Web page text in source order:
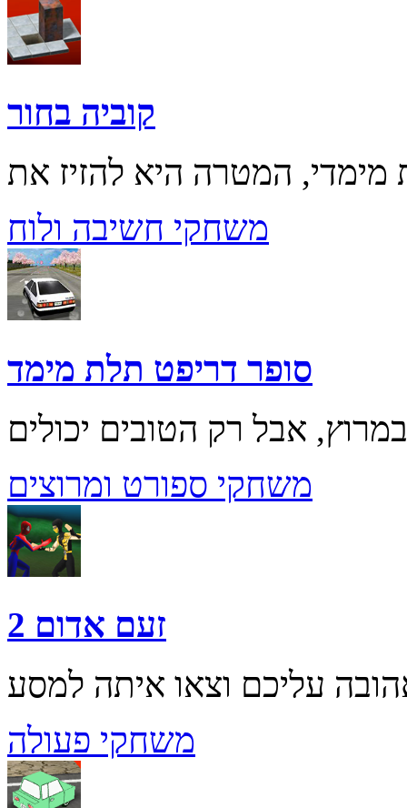
קוביה בחור
משחקי חשיבה ולוח
סופר דריפט תלת מימד
משחקי ספורט ומרוצים
זעם אדום 2
משחקי פעולה